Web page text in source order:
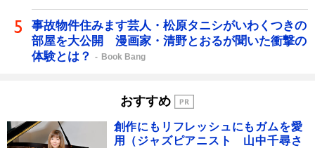
事故物件住みます芸人・松原タニシがいわくつきの
部屋を大公開 漫画家・清野とおるが聞いた衝撃の
体験とは？
Book Bang
おすすめ
創作にもリフレッシュにもガムを愛
用（ジャズピアニスト 山中千尋さ